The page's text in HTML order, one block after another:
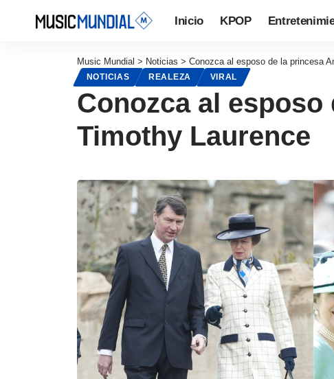
Inicio KPOP
Music Mundial > Noticias > Conozca al esposo de la princesa
NOTICIAS REALEZA VIRAL
Conozca al
Timothy Laurence